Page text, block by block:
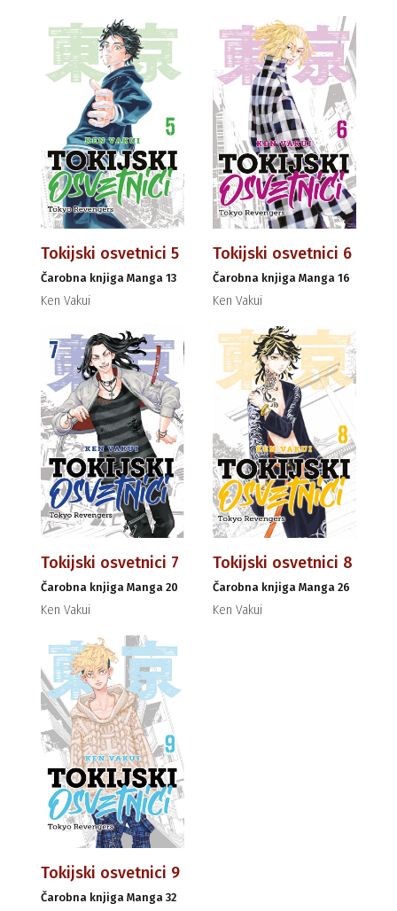
Tokijski osvetnici 5
Čarobna knjiga Manga 13
Ken Vakui
Tokijski osvetnici 6
Čarobna knjiga Manga 16
Ken Vakui
Tokijski osvetnici 7
Čarobna knjiga Manga 20
Ken Vakui
Tokijski osvetnici 8
Čarobna knjiga Manga 26
Ken Vakui
Tokijski osvetnici 9
Čarobna knjiga Manga 32